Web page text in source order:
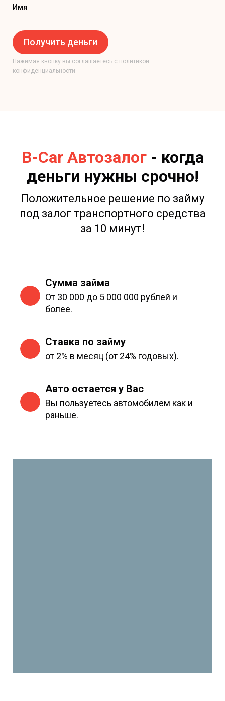
Имя
Получить деньги
Нажимая кнопку вы соглашаетесь с политикой
конфиденциальности
B-Car Автозалог- когда
деньги нужны срочно!
Положительное решение по займу
под залог транспортного средства
за 10 минут!
Сумма займа
От 30 000 до 5 000 000 рублей и
более.
Ставка по займу
от 2% в месяц (от 24% годовых).
Авто остается у Вас
Вы пользуетесь автомобилем как и
раньше.